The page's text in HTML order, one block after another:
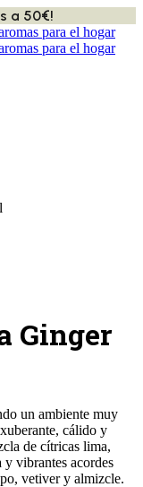
a 50€!
Ginger
un ambiente muy
cálido y
de cítricas lima,
vibrantes acordes
vetiver y almizcle.